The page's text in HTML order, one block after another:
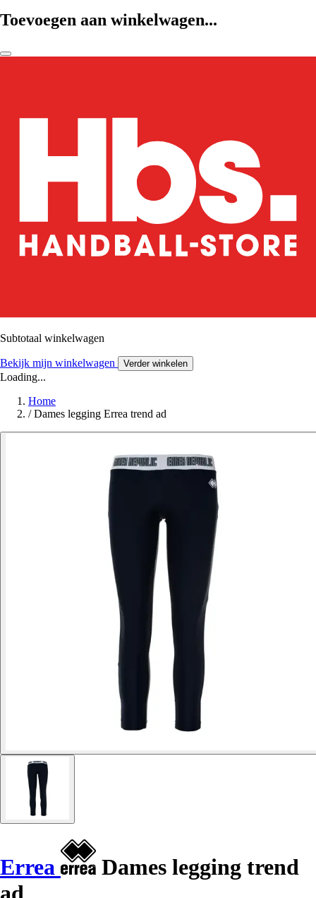
Toevoegen aan winkelwagen...
Subtotaal winkelwagen
Bekijk mijn winkelwagen Verder winkelen
Loading...
Home
/ Dames legging Errea trend ad
Errea
Dames legging trend